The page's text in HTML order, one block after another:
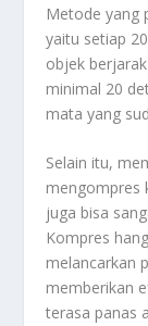
Metode yang
yaitu setiap
objek
minimal 20
mata yang
Selain itu,
mengompres
juga bisa
Kompres
melancarkan
memberikan
terasa panas